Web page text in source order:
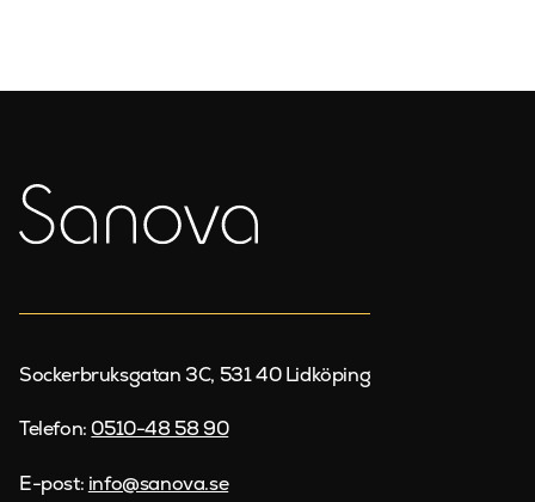
Sockerbruksgatan 3C, 531 40 Lidköping
Telefon: 0510-48 58 90
E-post: info@sanova.se